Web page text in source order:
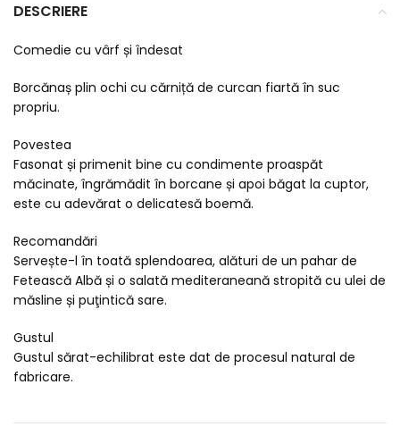
DESCRIERE
Comedie cu vârf și îndesat
Borcănaș plin ochi cu cărniță de curcan fiartă în suc
propriu.
Povestea
Fasonat și primenit bine cu condimente proaspăt
măcinate, îngrămădit în borcane și apoi băgat la cuptor,
este cu adevărat o delicatesă boemă.
Recomandări
Servește-l în toată splendoarea, alături de un pahar de
Fetească Albă și o salată mediteraneană stropită cu ulei de
măsline și puţintică sare.
Gustul
Gustul sărat-echilibrat este dat de procesul natural de
fabricare.